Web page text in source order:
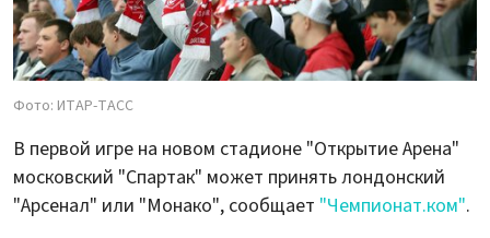
Фото: ИТАР-ТАСС
В первой игре на новом стадионе "Открытие Арена"
московский "Спартак" может принять лондонский
"Арсенал" или "Монако", сообщает "Чемпионат.ком".